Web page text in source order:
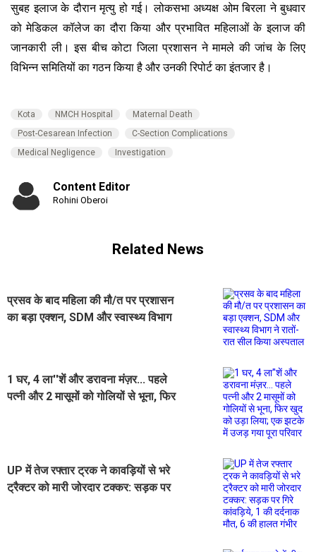
सुबह इलाज के दौरान मृत्यु हो गई। लोकसभा अध्यक्ष ओम बिरला ने बुधवार
को मेडिकल कॉलेज का दौरा किया और प्रभावित महिलाओं के इलाज की
जानकारी ली। इस बीच कोटा जिला प्रशासन ने मामले की जांच के लिए
विभिन्न समितियों का गठन किया है और उनकी रिपोर्ट का इंतजार है।
Kota NMCH Hospital
Maternal Death
Post-Cesarean Infection
C-Section Complications
Medical Negligence
Investigation
Content Editor
Rohini Oberoi
Related News
प्रसव के बाद महिला की मौ/त पर प्रशासन
का बड़ा एक्शन, SDM और स्वास्थ्य विभाग
1 घर, 4 ला''शें और डरावना मंज़र... पहले
पत्नी और 2 मासूमों को गोलियों से भूना, फिर
UP में तेज रफ्तार ट्रक ने कावड़ियों से भरे
ट्रैक्टर को मारी जोरदार टक्कर: सड़क पर